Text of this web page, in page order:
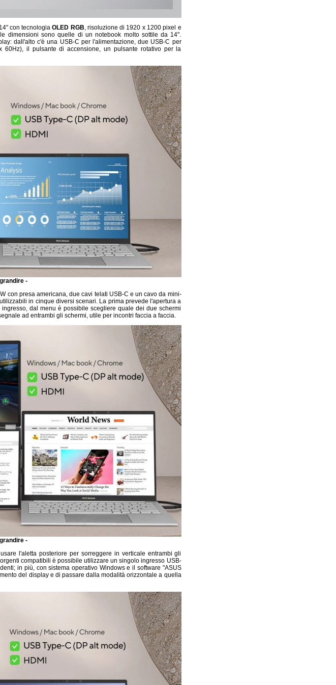
con tecnologiaOLED RGB , risoluzione di 1920 x 1200 pixel e
dimensioni sono quelle di un notebook molto sottile da 14".
dall'alto c'è una USB-C per l'alimentazione, due USB-C per
il pulsante di accensione, un pulsante rotativo per la
-
con presa americana, due cavi telati USB-C e un cavo da mini-
in cinque diversi scenari. La prima prevede l'apertura a
dal menu è possibile scegliere quale dei due schermi
ad entrambi gli schermi, utile per incontri faccia a faccia.
-
l'aletta posteriore per sorreggere in verticale entrambi gli
compatibili è possibile utilizzare un singolo ingresso USB-
in più, con sistema operativo Windows e il software "ASUS
del display e di passare dalla modalità orizzontale a quella